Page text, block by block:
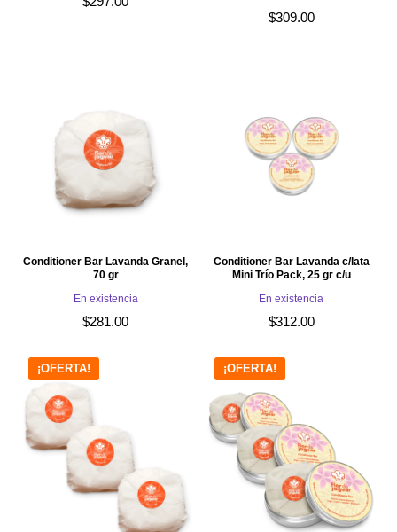
$309.00
Conditioner Bar Lavanda Granel,
70 gr
En existencia
$281.00
Conditioner Bar Lavanda c/lata
Mini Trío Pack, 25 gr c/u
En existencia
$312.00
¡OFERTA! ¡OFERTA!